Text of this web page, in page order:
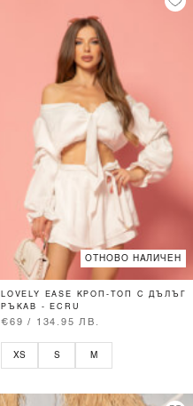
ОТНОВО НАЛИЧЕН
LOVELY EASE КРОП-ТОП С ДЪЛЪГ
РЪКАВ - ECRU
€69 / 134.95 ЛВ.
XS S M